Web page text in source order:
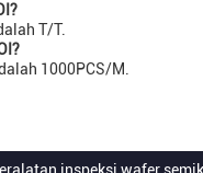
T/T.
1000PCS/M.